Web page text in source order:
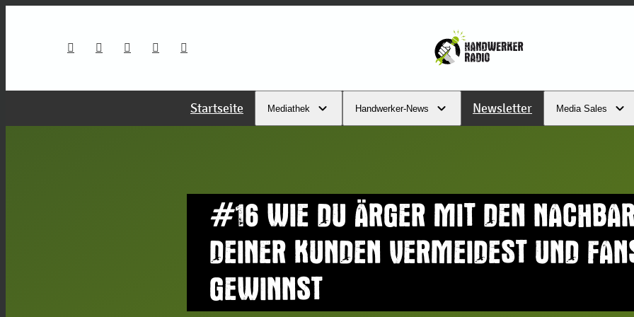
Startseite Mediathek Handwerker-News Newsletter Media Sales
#16 WIE DU ÄRGER MIT DEN
DEINER KUNDEN VERMEIDEST UND
GEWINNST